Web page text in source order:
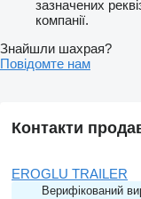
зазначених
компанії.
Знайшли шахрая?
Повідомте нам
Контакти
EROGLU TRAILER
Верифікований